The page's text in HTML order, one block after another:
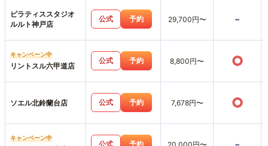
ピラティススタジオ
ルルト神戸店
公式 予約 29,700円〜 -
キャンペーン中
リントスル六甲道店
公式 予約 8,800円〜 ○
ソエル北鈴蘭台店 公式 予約 7,678円〜 ○
キャンペーン中
公式 予約